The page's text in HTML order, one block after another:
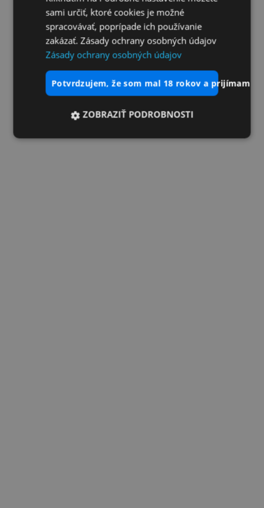
sami určiť, ktoré cookies je možné
spracovávať, poprípade ich používanie
zakázať. Zásady ochrany osobných údajov
Zásady ochrany osobných údajov
potvrdzujem, že som mal 18 rokov a prijímam
ZOBRAZIŤ PODROBNOSTI